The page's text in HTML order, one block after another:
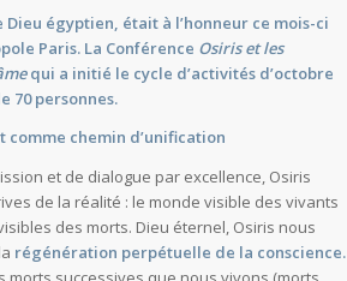
Dieu égyptien, était à l’honneur ce mois-ci
Paris. La Conférence Osiris et les
qui a initié le cycle d’activités d’octobre
70 personnes.
comme chemin d’unification
et de dialogue par excellence, Osiris
de la réalité : le monde visible des vivants
des morts. Dieu éternel, Osiris nous
régénération perpétuelle de la conscience.